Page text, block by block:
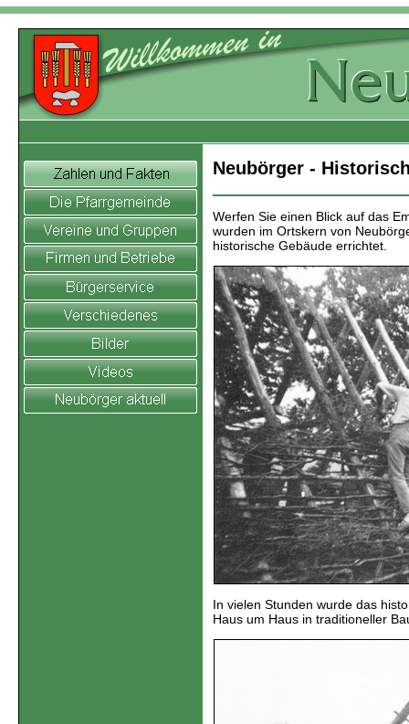
Neubörger -
Werfen Sie einen Blick auf das
wurden im Ortskern von
historische Gebäude errichtet.
In vielen Stunden wurde das
Haus um Haus in traditioneller